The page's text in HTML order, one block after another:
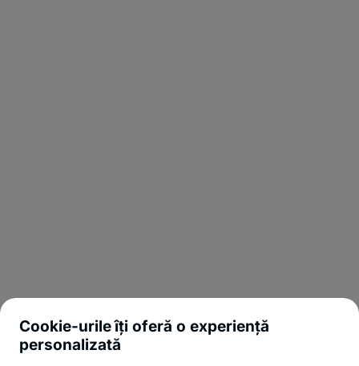
Cookie-urile îți oferă o experiență
personalizată